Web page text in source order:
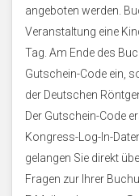
angeboten werden.
Veranstaltung eine
Tag. Am Ende des
Gutschein-Code ein,
der Deutschen
Der Gutschein-Code
Kongress-Log-In-
gelangen Sie direkt
Fragen zur Ihrer